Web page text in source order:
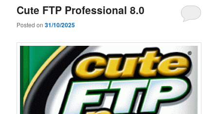
Cute FTP Professional 8.0
Posted on31/10/2025